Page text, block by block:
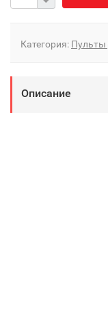
Категория: Пульты
Описание